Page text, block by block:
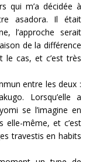
qui m’a décidée à
asadora. Il était
l’approche serait
de la différence
le cas, et c’est très
entre les deux :
Lorsqu’elle a
se l’imagine en
même, et c’est
travestis en habits